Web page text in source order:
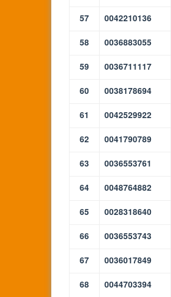
57 0042210136
58 0036883055
59 0036711117
60 0038178694
61 0042529922
62 0041790789
63 0036553761
64 0048764882
65 0028318640
66 0036553743
67 0036017849
68 0044703394